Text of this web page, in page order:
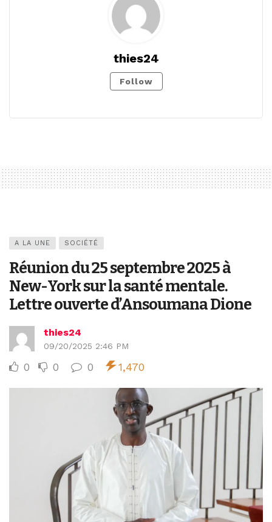
thies24
Follow
A LA UNE SOCIÉTÉ
Réunion du 25 septembre 2025 à
New-York sur la santé mentale.
Lettre ouverte d’Ansoumana Dione
thies24
09/20/2025 2:46 PM
0 0 0 1,470